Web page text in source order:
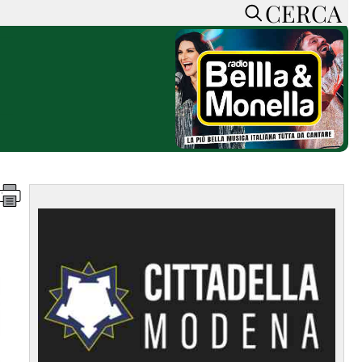
CERCA
ACCEDI o REGISTRATI
CONTATTI
CON NOI
SOSTIENI LA PRESSA
CONOSCI LA PRESSA
COOKIE POLICY
FEED RSS
MAPPA DEL SITO
NORMATIVE
DEONTOLOGICHE
CERCA